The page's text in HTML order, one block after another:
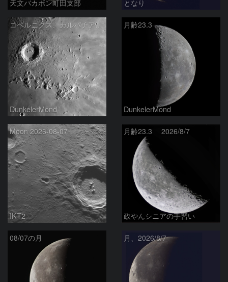
天文バカボン町田支部 となり
コペルニクス、カルパチア山脈付近
DunkelerMond
月齢23.3
DunkelerMond
Moon 2026-08-07
IKT2
月齢23.3 2026/8/7
政やんシニアの手習い
08/07の月 月、2026/8/7